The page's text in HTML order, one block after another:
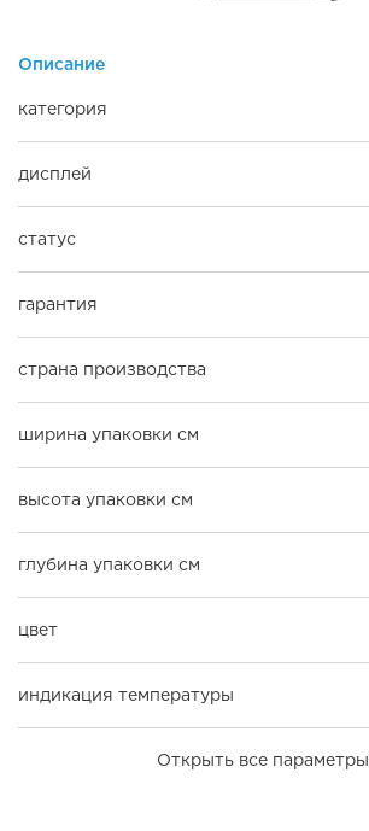
Описание
категория
дисплей
статус
гарантия
страна производства
ширина упаковки см
высота упаковки см
глубина упаковки см
цвет
индикация температуры
Открыть все параметры